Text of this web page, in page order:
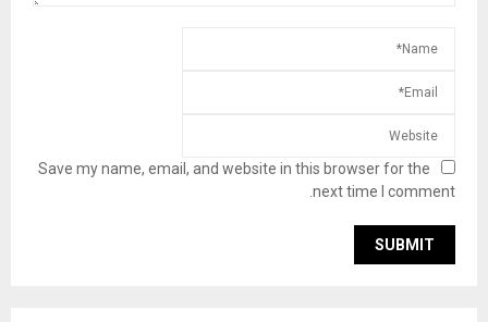
Save my name, email, and website in this browser for the
next time I comment.